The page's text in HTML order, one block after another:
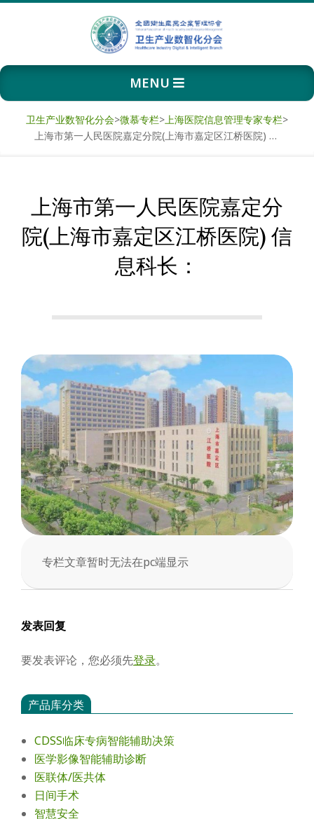
卫
生
产
数
智
会
Primary
Navigation
MENU
卫生产业数智化分会>微慕专栏>上海医院信息管理专家专栏>
上海市第一人民医院嘉定分院(上海市嘉定区江桥医院) 信息科长：
上海市第一人民医院嘉定分
院(上海市嘉定区江桥医院) 信
息科长：
专栏文章暂时无法在pc端显示
2025-
04
发表回复
要发表评论，您必须先登录。
产品库分类
CDSS临床专病智能辅助决策
医学影像智能辅助诊断
医联体/医共体
日间手术
智慧安全